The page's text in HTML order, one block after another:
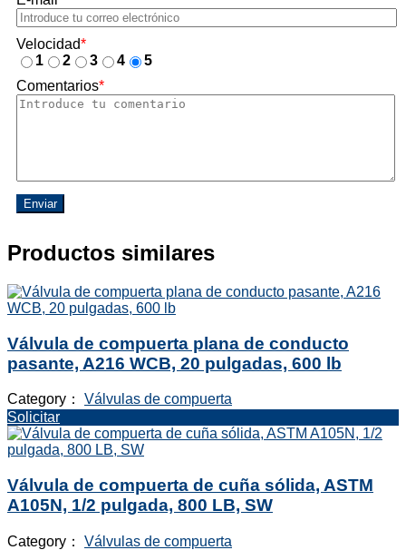
Velocidad*
1
2 3 4
5
Comentarios*
Enviar
Productos similares
Válvula de compuerta plana de conducto
pasante, A216 WCB, 20 pulgadas, 600 lb
Category： Válvulas de compuerta
Solicitar
Válvula de compuerta de cuña sólida, ASTM
A105N, 1/2 pulgada, 800 LB, SW
Category： Válvulas de compuerta